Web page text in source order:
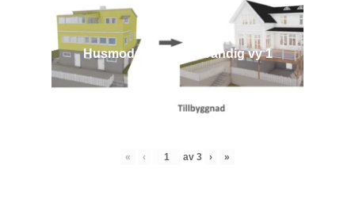
Husmodell 1970 - Utvändig vy 1
« ‹ av 3 › »